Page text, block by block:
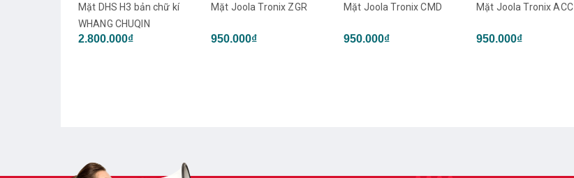
Mặt DHS H3 bản chữ kí
WHANG CHUQIN
2.800.000₫
Mặt Joola Tronix ZGR
950.000₫
Mặt Joola Tronix CMD
950.000₫
Mặt Joola Tronix ACC
950.000₫